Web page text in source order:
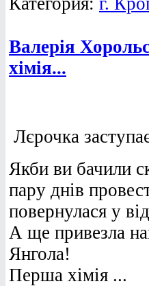
Валерія
хімія...
Лєрочка
Якби ви бачили
пару днів
повернулася у
А ще привезла
Янгола!
Перша хімія ...